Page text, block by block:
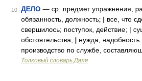
10 ДЕЛО — ср. предмет упражнения,
обязанность, должность; | все, что
свершилось; поступок, действие; |
обстоятельства; | нужда,
производство по службе,
Толковый словарь Даля